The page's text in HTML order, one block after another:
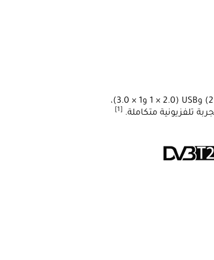
اتصال سريع مع Wi-Fi 5، ومنافذ HDMI متعددة (2 × 2.1 و1 × 2.0) وUSB (1 × 2.0 و1 × 3.0)،